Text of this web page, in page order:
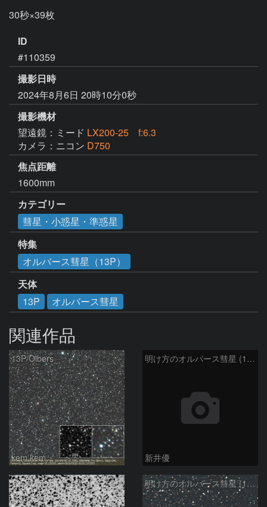
ID
#110359
撮影日時
2024年8月6日 20時10分0秒
撮影機材
望遠鏡：ミード LX200-25 f:6.3
カメラ：ニコン D750
焦点距離
1600mm
カテゴリー
彗星・小惑星・準惑星
特集
オルバース彗星（13P）
天体
13P
オルバース彗星
関連作品
13P/Olbers
kem.kem
明け方のオルバース彗星 (13P)：2025/03/20
新井優
13P/Olbers 明け方のオルバース彗星 (13P)：2025/03/01